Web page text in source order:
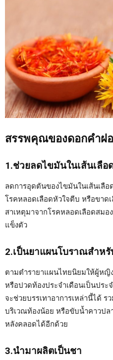
สรรพคุณของดอกคำฝ
1.ช่วยลดไขมันในเส้นเลือ
ลดการอุดตันของไขมันในเส้นเลือ
โรคหลอดเลือดหัวใจตีบ หรือขา
สาเหตุมาจากโรคหลอดเลือดสมอ
แข็งตัว
2.เป็นยาแผนโบราณสำห
ตามตำรายาแผนไทยนิยมให้ผู้หญิ
หรือปวดท้องประจำเดือนเป็นปร
จะช่วยบรรเทาอาการเหล่านี้ได้
บริเวณท้องน้อย หรือขับน้ำคาวปล
หลังคลอดได้อีกด้วย
3.นำมาผลิตเป็นชา